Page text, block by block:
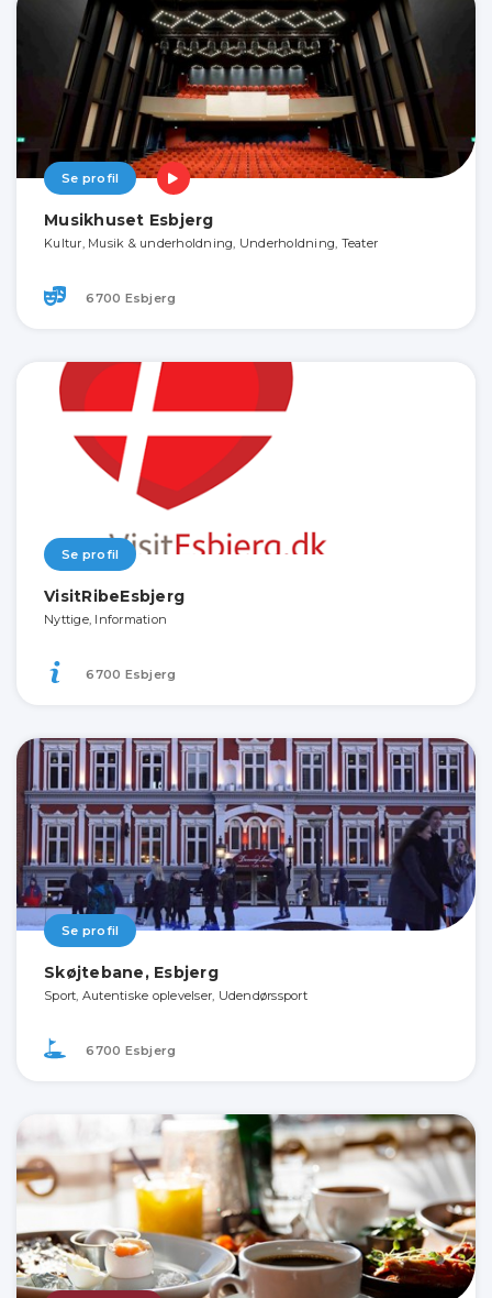
Se profil
Musikhuset Esbjerg
Kultur, Musik & underholdning, Underholdning, Teater
6700 Esbjerg
Se profil
VisitRibeEsbjerg
Nyttige, Information
6700 Esbjerg
Se profil
Skøjtebane, Esbjerg
Sport, Autentiske oplevelser, Udendørssport
6700 Esbjerg